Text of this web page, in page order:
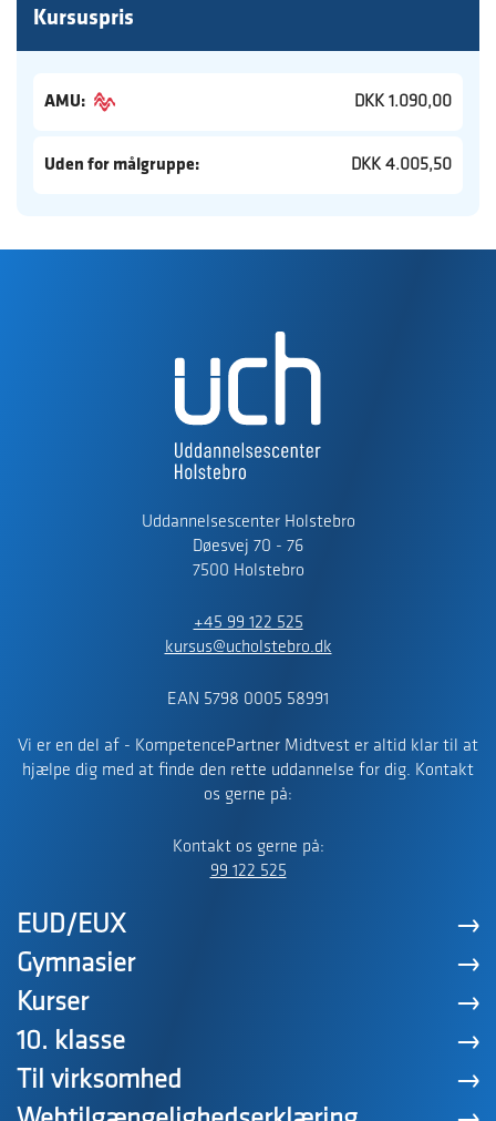
Kursuspris
AMU: DKK 1.090,00
Uden for målgruppe: DKK 4.005,50
Uddannelsescenter Holstebro
Døesvej 70 - 76
7500 Holstebro
+45 99 122 525
kursus@ucholstebro.dk
EAN 5798 0005 58991
Vi er en del af - KompetencePartner Midtvest er altid klar til at
hjælpe dig med at finde den rette uddannelse for dig. Kontakt
os gerne på:
Kontakt os gerne på:
99 122 525
EUD/EUX
Gymnasier
Kurser
10. klasse
Til virksomhed